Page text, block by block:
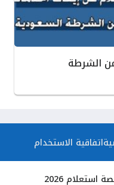
الشرطة
اتفاقية الاستخدام
2026